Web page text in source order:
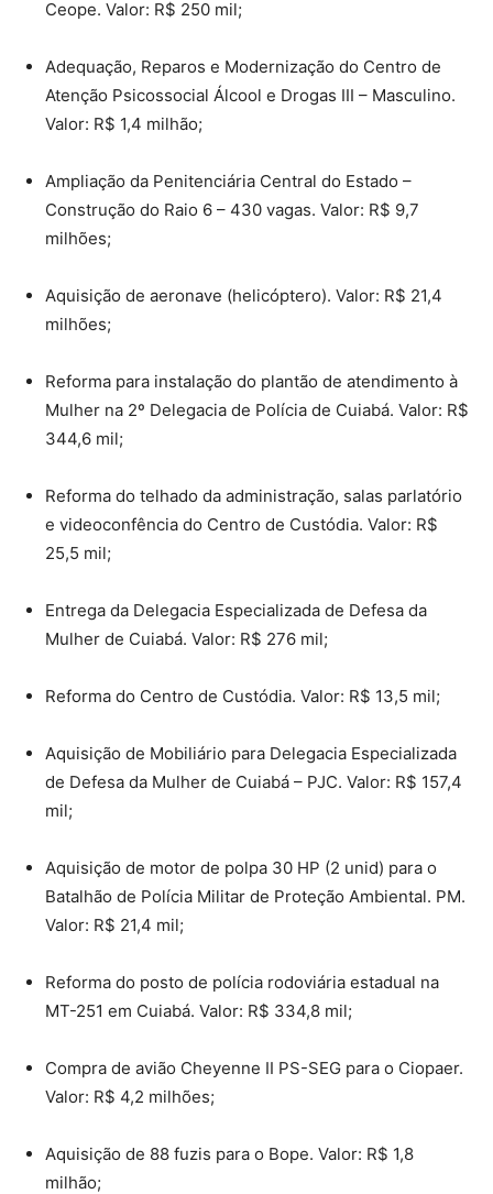
Ceope. Valor: R$ 250 mil;
Adequação, Reparos e Modernização do Centro de
Atenção Psicossocial Álcool e Drogas III – Masculino.
Valor: R$ 1,4 milhão;
Ampliação da Penitenciária Central do Estado –
Construção do Raio 6 – 430 vagas. Valor: R$ 9,7
milhões;
Aquisição de aeronave (helicóptero). Valor: R$ 21,4
milhões;
Reforma para instalação do plantão de atendimento à
Mulher na 2º Delegacia de Polícia de Cuiabá. Valor: R$
344,6 mil;
Reforma do telhado da administração, salas parlatório
e videoconfência do Centro de Custódia. Valor: R$
25,5 mil;
Entrega da Delegacia Especializada de Defesa da
Mulher de Cuiabá. Valor: R$ 276 mil;
Reforma do Centro de Custódia. Valor: R$ 13,5 mil;
Aquisição de Mobiliário para Delegacia Especializada
de Defesa da Mulher de Cuiabá – PJC. Valor: R$ 157,4
mil;
Aquisição de motor de polpa 30 HP (2 unid) para o
Batalhão de Polícia Militar de Proteção Ambiental. PM.
Valor: R$ 21,4 mil;
Reforma do posto de polícia rodoviária estadual na
MT-251 em Cuiabá. Valor: R$ 334,8 mil;
Compra de avião Cheyenne II PS-SEG para o Ciopaer.
Valor: R$ 4,2 milhões;
Aquisição de 88 fuzis para o Bope. Valor: R$ 1,8
milhão;